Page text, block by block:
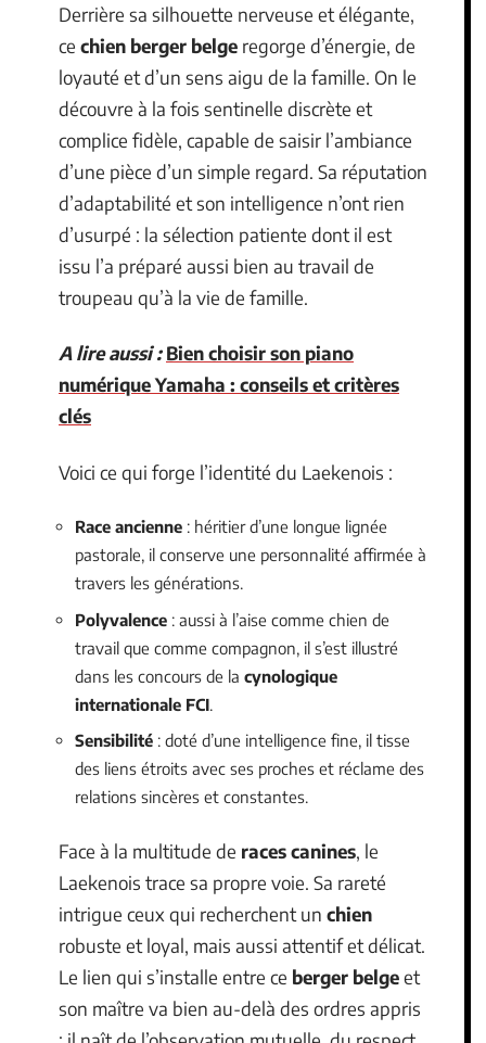
Derrière sa silhouette nerveuse et élégante,
ce chien berger belge regorge d’énergie, de
loyauté et d’un sens aigu de la famille. On le
découvre à la fois sentinelle discrète et
complice fidèle, capable de saisir l’ambiance
d’une pièce d’un simple regard. Sa réputation
d’adaptabilité et son intelligence n’ont rien
d’usurpé : la sélection patiente dont il est
issu l’a préparé aussi bien au travail de
troupeau qu’à la vie de famille.
A lire aussi : Bien choisir son piano
numérique Yamaha : conseils et critères
clés
Voici ce qui forge l’identité du Laekenois :
Race ancienne : héritier d’une longue lignée
pastorale, il conserve une personnalité affirmée à
travers les générations.
Polyvalence : aussi à l’aise comme chien de
travail que comme compagnon, il s’est illustré
dans les concours de la cynologique
internationale FCI
Sensibilité : doté d’une intelligence fine, il tisse
des liens étroits avec ses proches et réclame des
relations sincères et constantes.
Face à la multitude de races canines, le
Laekenois trace sa propre voie. Sa rareté
intrigue ceux qui recherchent un chien
robuste et loyal, mais aussi attentif et délicat.
Le lien qui s’installe entre ce berger belgeet
son maître va bien au-delà des ordres appris